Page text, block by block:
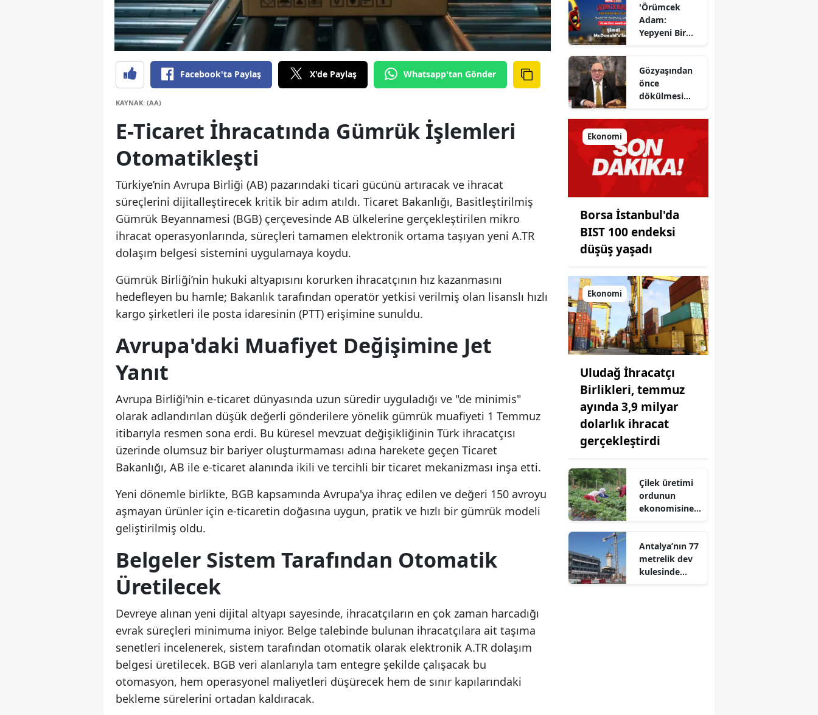
Facebook'ta Paylaş X'de Paylaş Whatsapp'tan Gönder
KAYNAK: (AA)
E-Ticaret İhracatında Gümrük İşlemleri
Otomatikleşti
Türkiye’nin Avrupa Birliği (AB) pazarındaki ticari gücünü artıracak ve ihracat
süreçlerini dijitalleştirecek kritik bir adım atıldı. Ticaret Bakanlığı, Basitleştirilmiş
Gümrük Beyannamesi (BGB) çerçevesinde AB ülkelerine gerçekleştirilen mikro
ihracat operasyonlarında, süreçleri tamamen elektronik ortama taşıyan yeni A.TR
dolaşım belgesi sistemini uygulamaya koydu.
Gümrük Birliği’nin hukuki altyapısını korurken ihracatçının hız kazanmasını
hedefleyen bu hamle; Bakanlık tarafından operatör yetkisi verilmiş olan lisanslı hızlı
kargo şirketleri ile posta idaresinin (PTT) erişimine sunuldu.
Avrupa'daki Muafiyet Değişimine Jet
Yanıt
Avrupa Birliği'nin e-ticaret dünyasında uzun süredir uyguladığı ve "de minimis"
olarak adlandırılan düşük değerli gönderilere yönelik gümrük muafiyeti 1 Temmuz
itibarıyla resmen sona erdi. Bu küresel mevzuat değişikliğinin Türk ihracatçısı
üzerinde olumsuz bir bariyer oluşturmaması adına harekete geçen Ticaret
Bakanlığı, AB ile e-ticaret alanında ikili ve tercihli bir ticaret mekanizması inşa etti.
Yeni dönemle birlikte, BGB kapsamında Avrupa'ya ihraç edilen ve değeri 150 avroyu
aşmayan ürünler için e-ticaretin doğasına uygun, pratik ve hızlı bir gümrük modeli
geliştirilmiş oldu.
Belgeler Sistem Tarafından Otomatik
Üretilecek
Devreye alınan yeni dijital altyapı sayesinde, ihracatçıların en çok zaman harcadığı
evrak süreçleri minimuma iniyor. Belge talebinde bulunan ihracatçılara ait taşıma
senetleri incelenerek, sistem tarafından otomatik olarak elektronik A.TR dolaşım
belgesi üretilecek. BGB veri alanlarıyla tam entegre şekilde çalışacak bu
otomasyon, hem operasyonel maliyetleri düşürecek hem de sınır kapılarındaki
bekleme sürelerini ortadan kaldıracak.
onayladı
'Örümcek
Adam:
Yepyeni Bir
şimdi
McDonald’s
Türkiye’de
Gözyaşından
önce
dökülmesi
Tarihin
milletlerin
önüne
koyduğu
ayna!
Ekonomi
Borsa İstanbul'da
BIST 100 endeksi
düşüş yaşadı
Ekonomi
Uludağ İhracatçı
Birlikleri, temmuz
ayında 3,9 milyar
dolarlık ihracat
gerçekleştirdi
Çilek üretimi
ordunun
ekonomisine
Antalya’nın 77
metrelik dev
kulesinde